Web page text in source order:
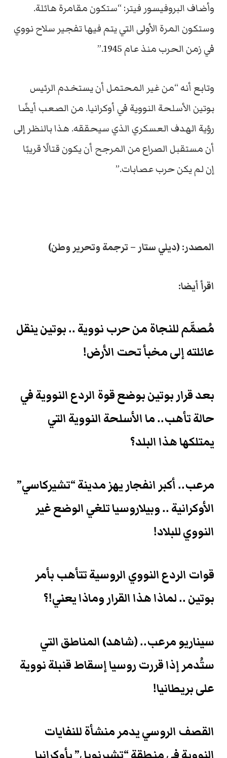
وأضاف البروفيسور فيتر: “ستكون مقامرة هائلة.
وستكون المرة الأولى التي يتم فيها تفجير سلاح نووي
في زمن الحرب منذ عام 1945.”
وتابع أنه “من غير المحتمل أن يستخدم الرئيس
بوتين الأسلحة النووية في أوكرانيا. من الصعب أيضًا
رؤية الهدف العسكري الذي سيحققه. هذا بالنظر إلى
أن مستقبل الصراع من المرجح أن يكون قتالًا قريبًا
إن لم يكن حرب عصابات.”
المصدر: (ديلي ستار – ترجمة وتحرير وطن)
اقرأ أيضا:
مُصمَّم للنجاة من حرب نووية .. بوتين ينقل
عائلته إلى مخبأ تحت الأرض!
بعد قرار بوتين بوضع قوة الردع النووية في
حالة تأهب.. ما الأسلحة النووية التي
يمتلكها هذا البلد؟
مرعب.. أكبر انفجار يهز مدينة “تشيركاسي”
الأوكرانية .. وبيلاروسيا تلغي الوضع غير
النووي للبلاد!
قوات الردع النووي الروسية تتأهب بأمر
بوتين .. لماذا هذا القرار وماذا يعني!؟
سيناريو مرعب.. (شاهد) المناطق التي
ستُدمر إذا قررت روسيا إسقاط قنبلة نووية
على بريطانيا!
القصف الروسي يدمر منشأة للنفايات